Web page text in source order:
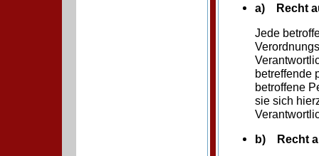
a) Recht
Jede
betreffende
betroffene
sie sich
b) Recht